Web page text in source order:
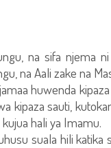
na sifa njema
na Aali zake na
huwenda
kipaza sauti,
hali ya Imamu.
suala hili katika